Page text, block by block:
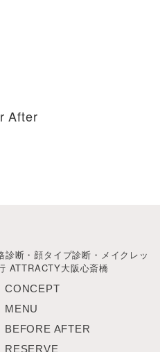
After
断・顔タイプ診断・メイクレッ
ATTRACTY大阪心斎橋
CONCEPT
MENU
BEFORE AFTER
RESERVE